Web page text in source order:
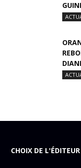
CHOIX DE L'ÉDITEUR